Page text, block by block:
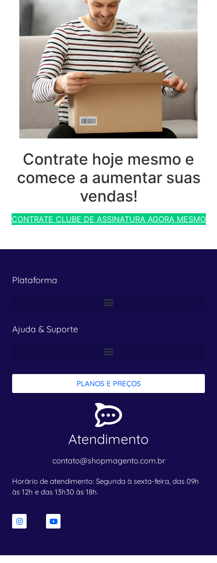
Contrate hoje mesmo e
comece a aumentar suas
vendas!
CONTRATE CLUBE DE ASSINATURA AGORA MESMO
Plataforma
Ajuda & Suporte
PLANOS E PREÇOS
Atendimento
contato@shopmagento.com.br
Horário de atendimento: Segunda à sexta-feira, das 09h
às 12h e das 13h30 às 18h.